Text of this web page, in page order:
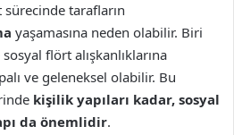
tarafların
yaşamasına neden olabilir. Biri
flört alışkanlıklarına
ve geleneksel olabilir. Bu
kişilik yapıları kadar, sosyal
da önemlidir.